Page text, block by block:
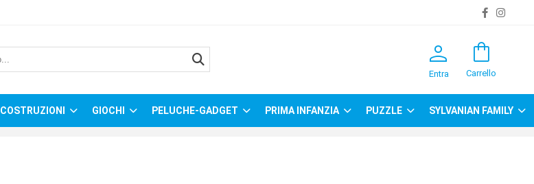
person
Entra
shopping_bag
Carrello
COSTRUZIONI GIOCHI PELUCHE-GADGET PRIMA INFANZIA PUZZLE SYLVANIAN FAMILY